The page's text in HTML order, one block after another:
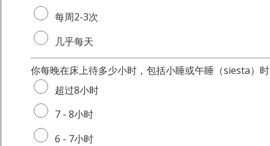
每周2-3次
几乎每天
你每晚在床上待多少小时，包括小睡或午睡（siesta）
超过8小时
7 - 8小时
6 - 7小时